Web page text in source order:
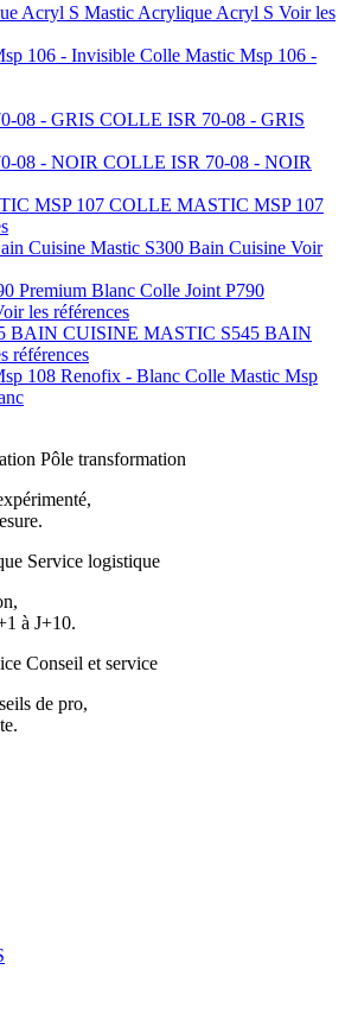
Mastic Acrylique Acryl S Voir les
Colle Mastic Msp 106 -
COLLE ISR 70-08 - GRIS
COLLE ISR 70-08 - NOIR
COLLE MASTIC MSP 107
Mastic S300 Bain Cuisine Voir
Colle Joint P790
les références
MASTIC S545 BAIN
références
Colle Mastic Msp
Pôle transformation
Service logistique
à J+10.
Conseil et service
de pro,